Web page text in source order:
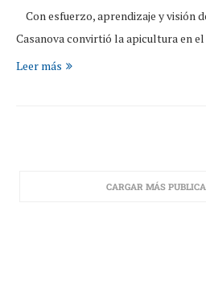
Con esfuerzo, aprendizaje y visión
Casanova convirtió la apicultura en
Leer más
CARGAR MÁS